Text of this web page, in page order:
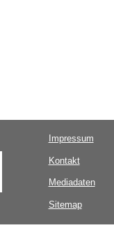
Impressum
Kontakt
Mediadaten
Sitemap